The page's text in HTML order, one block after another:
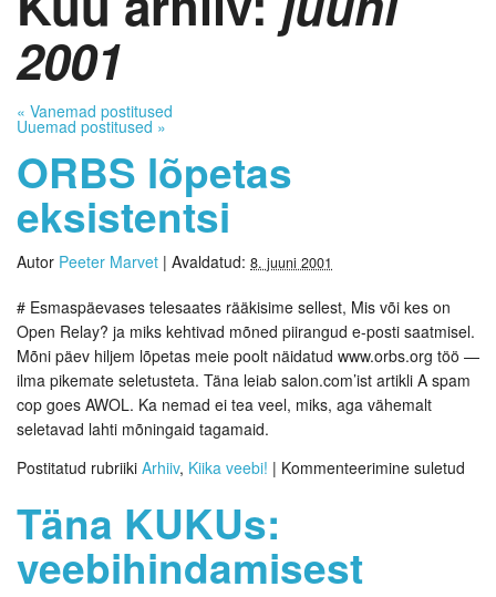
2001
« Vanemad postitused
Uuemad postitused »
ORBS lõpetas
eksistentsi
Autor Peeter Marvet | Avaldatud: 8. juuni 2001
# Esmaspäevases telesaates rääkisime sellest, Mis või kes on
Open Relay? ja miks kehtivad mõned piirangud e-posti saatmisel.
Mõni päev hiljem lõpetas meie poolt näidatud www.orbs.org töö —
ilma pikemate seletusteta. Täna leiab salon.com’ist artikli A spam
cop goes AWOL. Ka nemad ei tea veel, miks, aga vähemalt
seletavad lahti mõningaid tagamaid.
Postitatud rubriiki Arhiiv, Kiika veebi! | Kommenteerimine suletud
Täna KUKUs:
veebihindamisest